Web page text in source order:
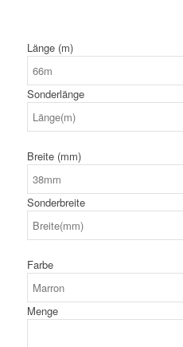
Länge (m)
Sonderlänge
Breite (mm)
Sonderbreite
Farbe
Menge